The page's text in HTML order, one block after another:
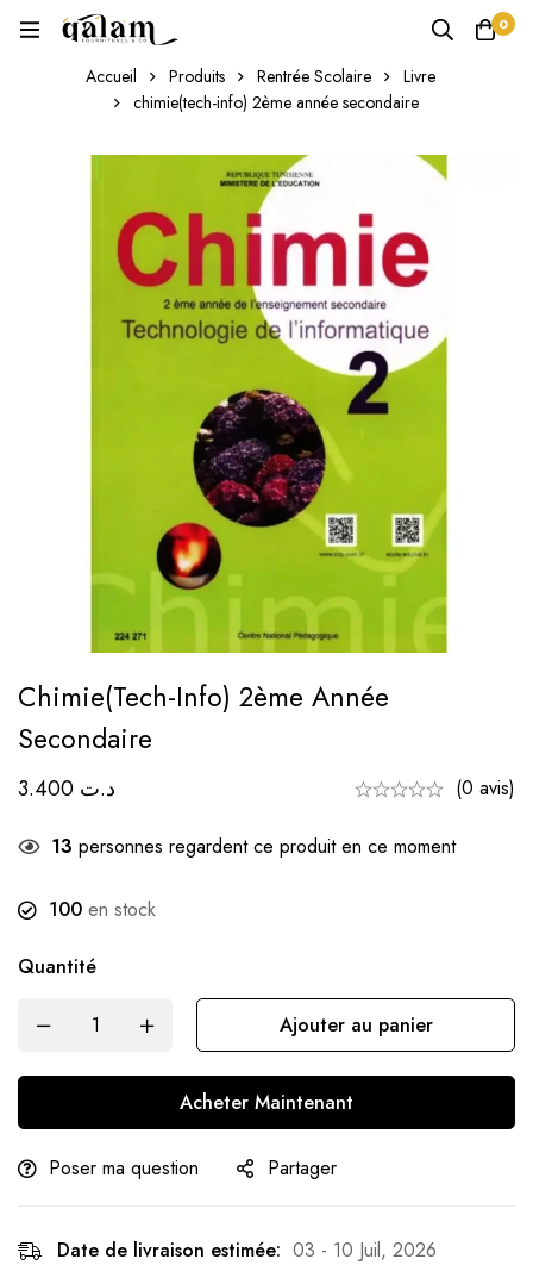
0
Accueil Produits Rentrée Scolaire
Livre
chimie(tech-info) 2ème année secondaire
Chimie(tech-Info) 2ème Année
Secondaire
د.ت (0 avis)
13 personnes regardent ce produit en ce moment
100 en stock
Quantité
Ajouter au panier
Acheter Maintenant
Poser ma question Partager
Date de livraison estimée: 03 - 10 Juil, 2026